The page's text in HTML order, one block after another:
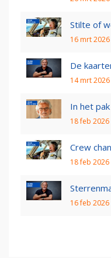
Stilte of
16 mrt
De
14 mrt
In het
18 feb 2026
Crew
18 feb 2026
16 feb 2026